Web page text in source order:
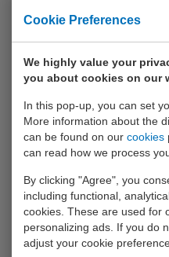
Cookie Preferences
We highly value your
you about cookies on our
In this pop-up, you can set
More information about the
can be found on our cookies
can read how we process
By clicking "Agree", you
including functional,
cookies. These are used for
personalizing ads. If you do
adjust your cookie
Megger MFT1825
Compacte installatietester met
uitgebreide functionaliteit voor
het testen van elektrotechnische